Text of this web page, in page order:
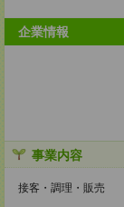
企業情報
事業内容
接客・調理・販売